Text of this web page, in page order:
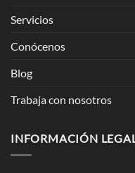
Servicios
Conócenos
Blog
Trabaja con nosotros
INFORMACIÓN LEGAL